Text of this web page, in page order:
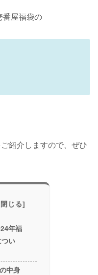
番屋福袋の
紹介しますので、ぜひ
年福
つい
中身